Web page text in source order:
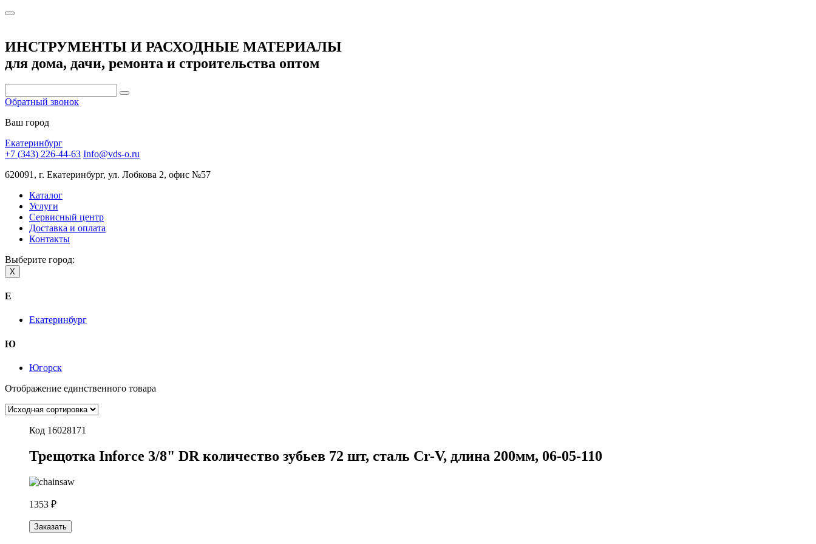
ИНСТРУМЕНТЫ И РАСХОДНЫЕ МАТЕРИАЛЫ
для дома, дачи, ремонта и строительства оптом
Обратный звонок
Ваш город
Екатеринбург
+7 (343) 226-44-63 Info@vds-o.ru
620091, г. Екатеринбург, ул. Лобкова 2, офис №57
Каталог
Услуги
Сервисный центр
Доставка и оплата
Контакты
Выберите город:
X
Е
Екатеринбург
Ю
Югорск
Отображение единственного товара
Код 16028171
Трещотка Inforce 3/8" DR количество зубьев 72 шт, сталь Cr-V, длина 200мм, 06-05-110
1353 ₽
Заказать